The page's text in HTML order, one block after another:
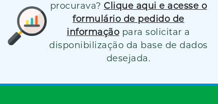
procurava? Clique aqui e acesse o
formulário de pedido de
informação para solicitar a
disponibilização da base de dados
desejada.